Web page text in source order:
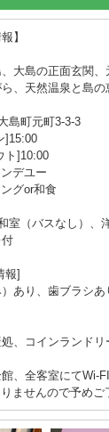
】
大島の正面玄関、
、天然温泉と島の
島町元町3-3-3
]15:00
ト]10:00
デユー
グor和食
（バスなし）、
報]
あり、歯ブラシあ
、コインランドリ
、全客室にてWi-
ませんので予めご